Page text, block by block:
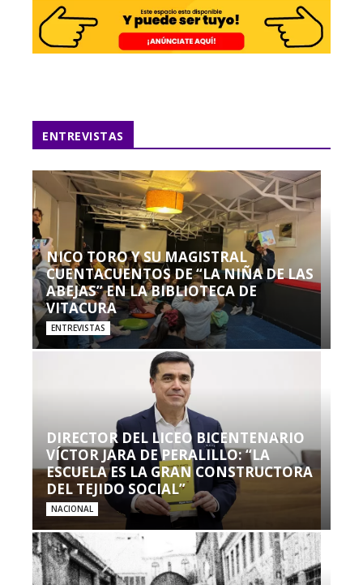
ENTREVISTAS
NICO TORO Y SU MAGISTRAL
CUENTACUENTOS DE “LA NIÑA DE LAS
ABEJAS” EN LA BIBLIOTECA DE
VITACURA
ENTREVISTAS
DIRECTOR DEL LICEO BICENTENARIO
VÍCTOR JARA DE PERALILLO: “LA
ESCUELA ES LA GRAN CONSTRUCTORA
DEL TEJIDO SOCIAL”
NACIONAL